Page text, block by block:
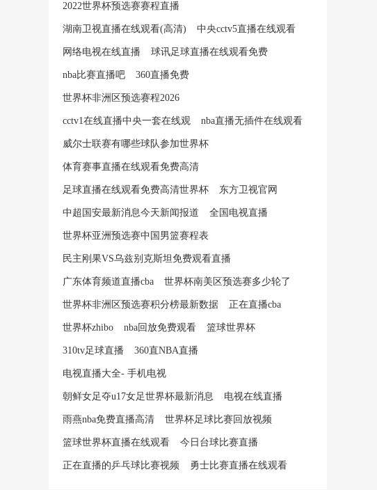
2022世界杯预选赛赛程直播
湖南卫视直播在线观看(高清) 中央cctv5直播在线观看
网络电视在线直播 球讯足球直播在线观看免费
nba比赛直播吧 360直播免费
世界杯非洲区预选赛程2026
cctv1在线直播中央一套在线观 nba直播无插件在线观看
威尔士联赛有哪些球队参加世界杯
体育赛事直播在线观看免费高清
足球直播在线观看免费高清世界杯 东方卫视官网
中超国安最新消息今天新闻报道 全国电视直播
世界杯亚洲预选赛中国男篮赛程表
民主刚果VS乌兹别克斯坦免费观看直播
广东体育频道直播cba 世界杯南美区预选赛多少轮了
世界杯非洲区预选赛积分榜最新数据 正在直播cba
世界杯zhibo nba回放免费观看 篮球世界杯
310tv足球直播 360直NBA直播
电视直播大全- 手机电视
朝鲜女足夺u17女足世界杯最新消息 电视在线直播
雨燕nba免费直播高清 世界杯足球比赛回放视频
篮球世界杯直播在线观看 今日台球比赛直播
正在直播的乒乓球比赛视频 勇士比赛直播在线观看